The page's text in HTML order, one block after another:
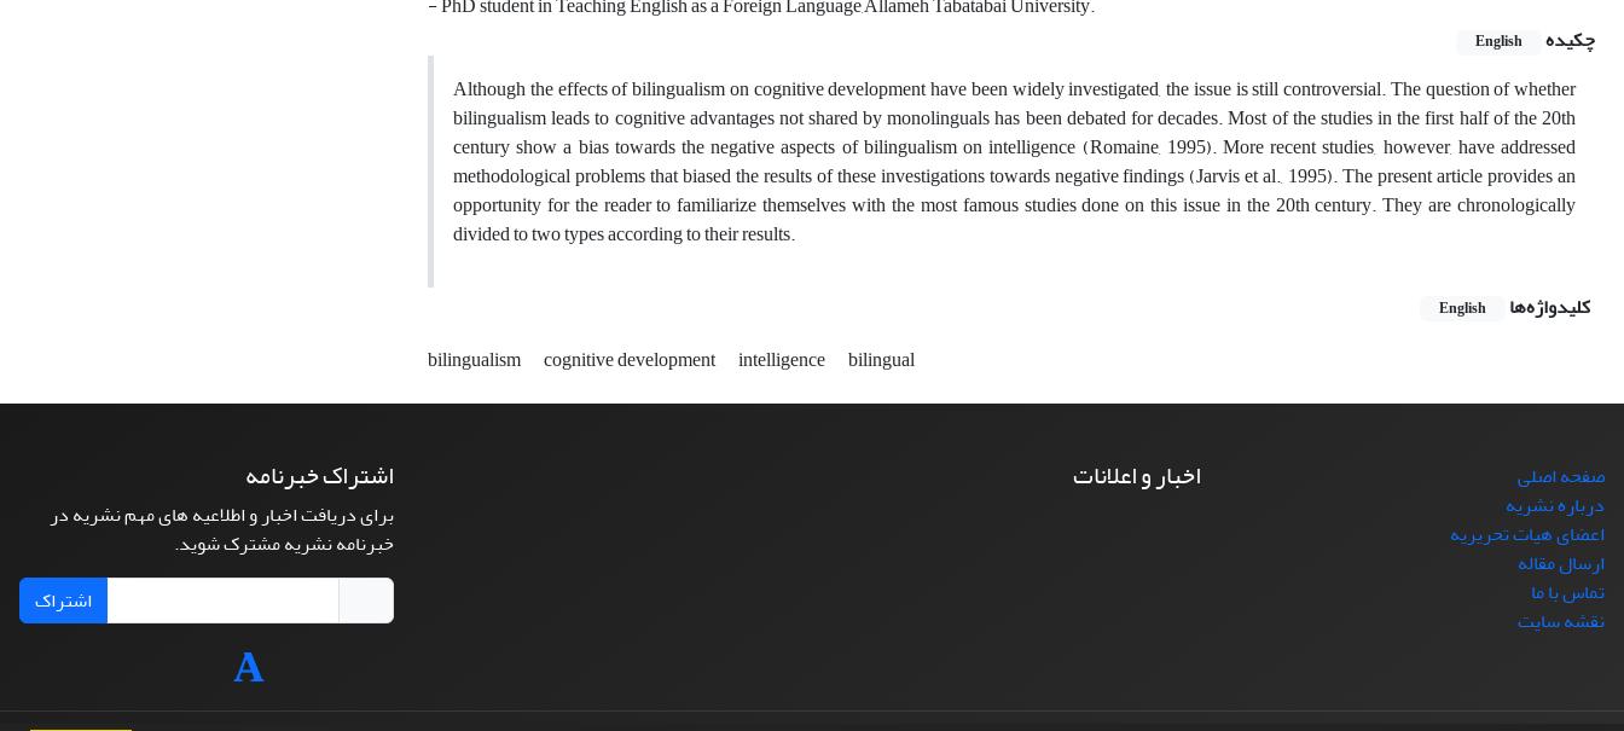
چکیده
English
Although the effects of bilingualism on cognitive development have been widely investigated, the issue is still controversial. The question of whether
bilingualism leads to cognitive advantages not shared by monolinguals has been debated for decades. Most of the studies in the first half of the 20th
century show a bias towards the negative aspects of bilingualism on intelligence (Romaine, 1995). More recent studies, however, have addressed
methodological problems that biased the results of these investigations towards negative findings (Jarvis et al., 1995). The present article provides an
opportunity for the reader to familiarize themselves with the most famous studies done on this issue in the 20th century. They are chronologically
divided to two types according to their results.
کلیدواژه‌ها
English
bilingualism cognitive development intelligence bilingual
صفحه اصلی
درباره نشریه
اعضای هیات تحریریه
ارسال مقاله
تماس با ما
نقشه سایت
اخبار و اعلانات اشتراک خبرنامه
برای دریافت اخبار و اطلاعیه های مهم نشریه در
خبرنامه نشریه مشترک شوید.
اشتراک